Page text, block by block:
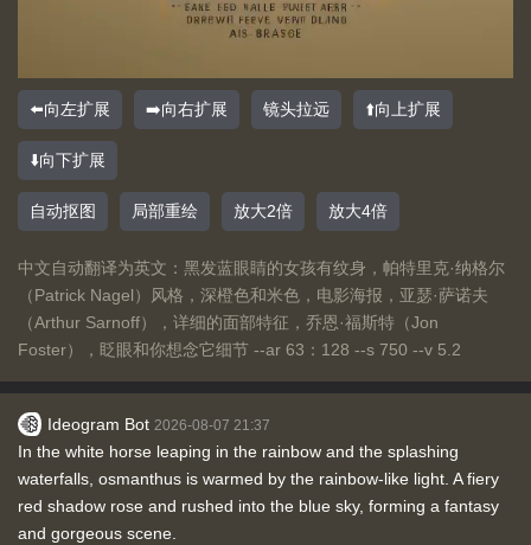
⬅️向左扩展 ➡️向右扩展 镜头拉远 ⬆️向上扩展
⬇️向下扩展
自动抠图 局部重绘 放大2倍 放大4倍
中文自动翻译为英文：黑发蓝眼睛的女孩有纹身，帕特里克·纳格尔
（Patrick Nagel）风格，深橙色和米色，电影海报，亚瑟·萨诺夫
（Arthur Sarnoff），详细的面部特征，乔恩·福斯特（Jon
Foster），眨眼和你想念它细节 --ar 63：128 --s 750 --v 5.2
Ideogram Bot 2026-08-07 21:37
In the white horse leaping in the rainbow and the splashing
waterfalls, osmanthus is warmed by the rainbow-like light. A fiery
red shadow rose and rushed into the blue sky, forming a fantasy
and gorgeous scene.